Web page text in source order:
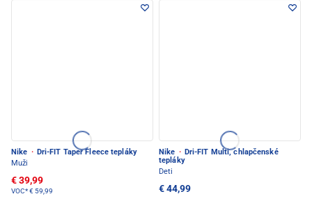
Nike · Dri-FIT Taper Fleece tepláky
Muži
€ 39,99
VOC*€ 59,99
Nike · Dri-FIT Multi, chlapčenské
tepláky
Deti
€ 44,99